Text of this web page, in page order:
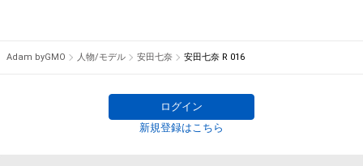
2016-2018 　アップガレージドリフトエンジェルス
Adam byGMO 人物/モデル 安田七奈 安田七奈 R 016
ログイン
新規登録はこちら